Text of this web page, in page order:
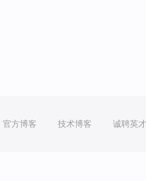
官方博客 技术博客 诚聘英才